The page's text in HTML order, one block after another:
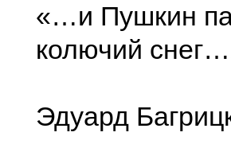
«…и Пушкин
колючий
Эдуард